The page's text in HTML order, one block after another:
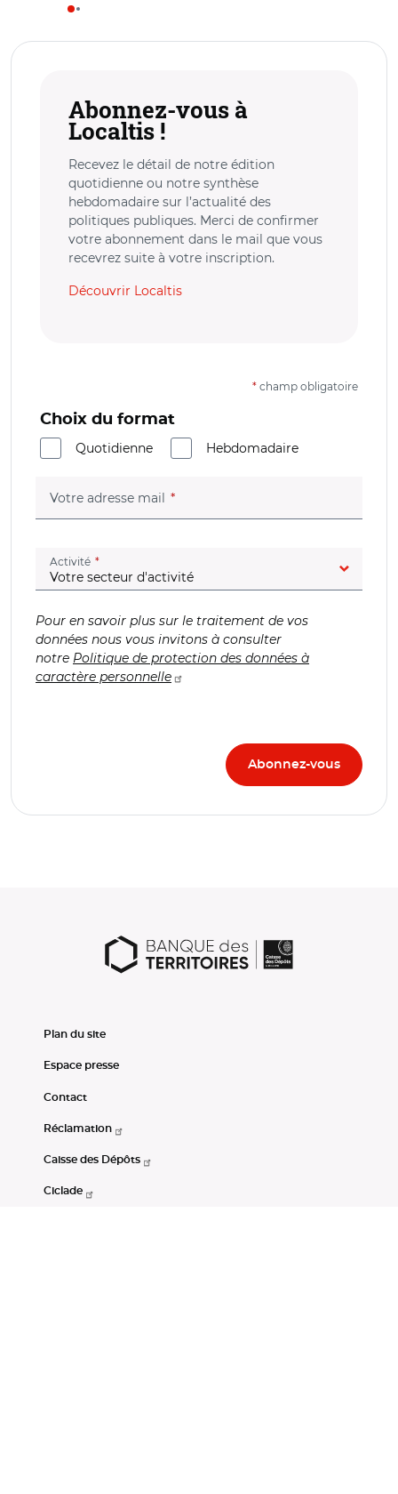
Abonnez-vous à
Localtis !
Recevez le détail de notre édition
quotidienne ou notre synthèse
hebdomadaire sur l’actualité des
politiques publiques. Merci de confirmer
votre abonnement dans le mail que vous
recevrez suite à votre inscription.
Découvrir Localtis
* champ obligatoire
Choix du format
Quotidienne
Hebdomadaire
Votre adresse mail (champ obligatoire)
Activité (champ obligatoire)
Pour en savoir plus sur le traitement de vos
données nous vous invitons à consulter
notre Politique de protection des données à
caractère personnelle
Plan du site
Espace presse
Contact
Réclamation
Caisse des Dépôts
Ciclade